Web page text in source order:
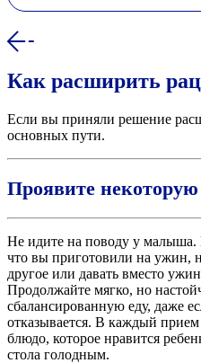
Как расширить
Если вы приняли решение
основных пути.
Проявите некоторую
Не идите на поводу у малыша.
что вы приготовили на ужин,
другое или давать вместо
Продолжайте мягко, но
сбалансированную еду, даже
отказывается. В каждый
блюдо, которое нравится
стола голодным.